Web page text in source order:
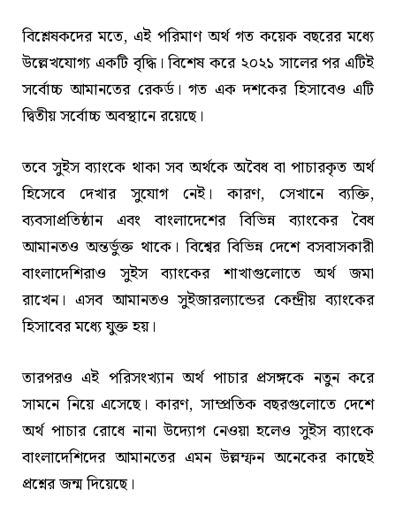
বিশ্লেষকদের মতে, এই পরিমাণ অর্থ গত কয়েক বছরের মধ্যে
উল্লেখযোগ্য একটি বৃদ্ধি। বিশেষ করে ২০২১ সালের পর এটিই
সর্বোচ্চ আমানতের রেকর্ড। গত এক দশকের হিসাবেও এটি
দ্বিতীয় সর্বোচ্চ অবস্থানে রয়েছে।
তবে সুইস ব্যাংকে থাকা সব অর্থকে অবৈধ বা পাচারকৃত অর্থ
হিসেবে দেখার সুযোগ নেই। কারণ, সেখানে ব্যক্তি,
ব্যবসাপ্রতিষ্ঠান এবং বাংলাদেশের বিভিন্ন ব্যাংকের বৈধ
আমানতও অন্তর্ভুক্ত থাকে। বিশ্বের বিভিন্ন দেশে বসবাসকারী
বাংলাদেশিরাও সুইস ব্যাংকের শাখাগুলোতে অর্থ জমা
রাখেন। এসব আমানতও সুইজারল্যান্ডের কেন্দ্রীয় ব্যাংকের
হিসাবের মধ্যে যুক্ত হয়।
তারপরও এই পরিসংখ্যান অর্থ পাচার প্রসঙ্গকে নতুন করে
সামনে নিয়ে এসেছে। কারণ, সাম্প্রতিক বছরগুলোতে দেশে
অর্থ পাচার রোধে নানা উদ্যোগ নেওয়া হলেও সুইস ব্যাংকে
বাংলাদেশিদের আমানতের এমন উল্লম্ফন অনেকের কাছেই
প্রশ্নের জন্ম দিয়েছে।